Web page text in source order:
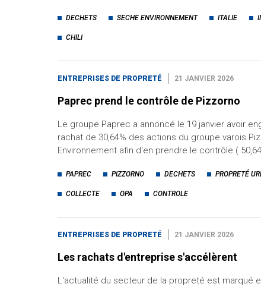
DECHETS SECHE ENVIRONNEMENT ITALIE
CHILI
ENTREPRISES DE PROPRETÉ 21 JANVIER 2026
Paprec prend le contrôle de Pizzorno
Le groupe Paprec a annoncé le 19 janvier avoir
rachat de 30,64% des actions du groupe varois
Environnement afin d'en prendre le contrôle (
PAPREC PIZZORNO DECHETS PROPRETÉ
COLLECTE OPA CONTROLE
ENTREPRISES DE PROPRETÉ 21 JANVIER 2026
Les rachats d'entreprise s'accélèrent
L'actualité du secteur de la propreté est marqué